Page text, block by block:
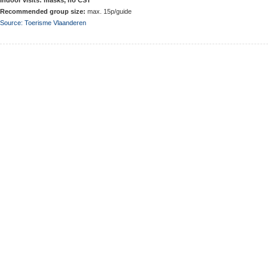
Recommended group size: max. 15p/guide
Source: Toerisme Vlaanderen